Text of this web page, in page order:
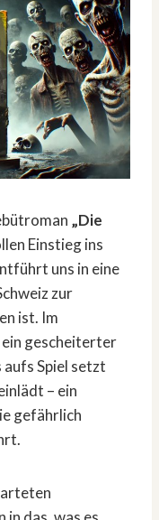
„Die
Einstieg ins
uns in eine
zur
ist. Im
gescheiterter
Spiel setzt
– ein
gefährlich